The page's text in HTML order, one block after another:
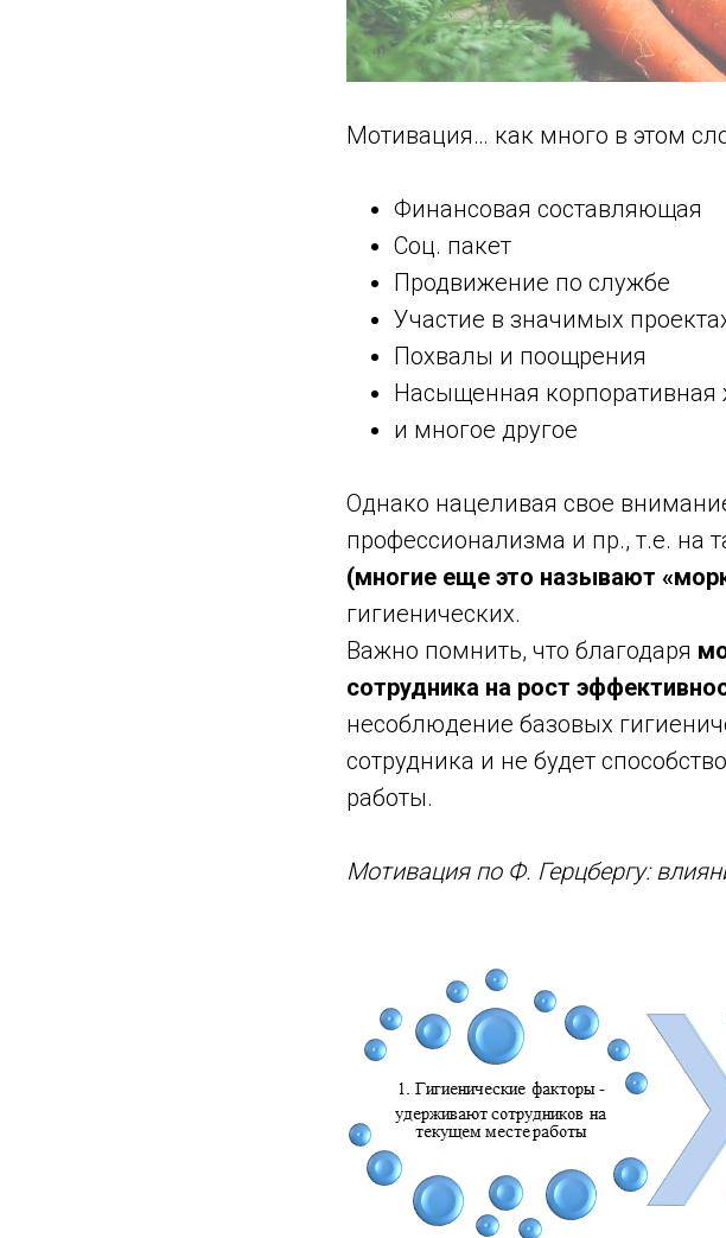
Мотивация… как много в этом
Финансовая составляющая
Соц. пакет
Продвижение по службе
Участие в значимых
Похвалы и поощрения
Насыщенная корпоративная
и многое другое
Однако нацеливая свое
профессионализма и пр., т.е. на
(многие еще это называют
гигиенических.
Важно помнить, что благодаря
сотрудника на рост
несоблюдение базовых
сотрудника и не будет
работы.
Мотивация по Ф. Герцбергу: